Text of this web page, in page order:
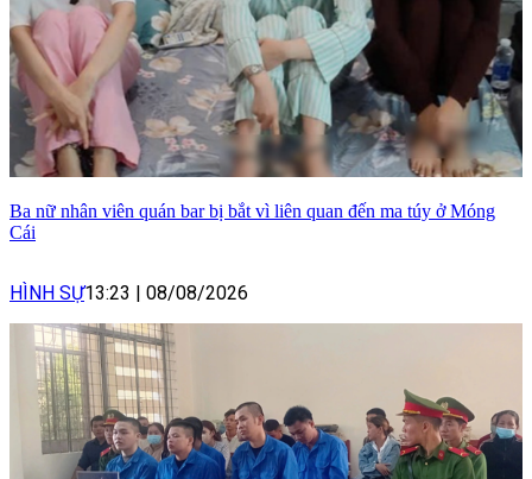
Ba nữ nhân viên quán bar bị bắt vì liên quan đến ma túy ở Móng
Cái
HÌNH SỰ13:23 08/08/2026